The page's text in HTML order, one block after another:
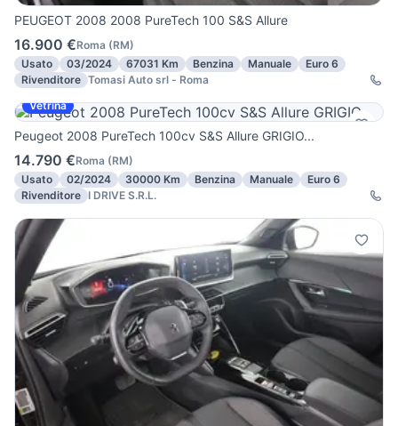
PEUGEOT 2008 2008 PureTech 100 S&S Allure
16.900 €Roma (RM)
Usato
03/2024 67031 Km Benzina Manuale
Euro 6
Rivenditore Tomasi Auto srl - Roma
Vetrina
Peugeot 2008 PureTech 100cv S&S Allure GRIGIO...
14.790 €Roma (RM)
Usato
02/2024 30000 Km Benzina Manuale
Euro 6
Rivenditore I DRIVE S.R.L.